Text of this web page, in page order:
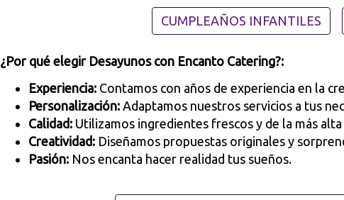
CUMPLEAÑOS INFANTILES
¿Por qué elegir Desayunos con Encanto Catering?:
Experiencia: Contamos con años de experiencia en la
Personalización: Adaptamos nuestros servicios a tus
Calidad: Utilizamos ingredientes frescos y de la más alta
Creatividad: Diseñamos propuestas originales y
Pasión: Nos encanta hacer realidad tus sueños.